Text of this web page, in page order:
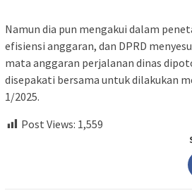
Namun dia pun mengakui dalam
efisiensi anggaran, dan DPRD
mata anggaran perjalanan dinas
disepakati bersama untuk dilakukan
1/2025.
Post Views: 1,559